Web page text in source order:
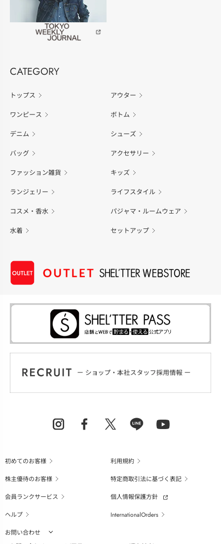
CATEGORY
トップス アウター
ワンピース ボトム
デニム シューズ
バッグ アクセサリー
ファッション雑貨 キッズ
ランジェリー ライフスタイル
コスメ・香水 パジャマ・ルームウェア
水着 セットアップ
初めてのお客様
利用規約
株主優待のお客様
特定商取引法に基づく表記
会員ランクサービス
個人情報保護方針
ヘルプ
InternationalOrders
お問い合わせ